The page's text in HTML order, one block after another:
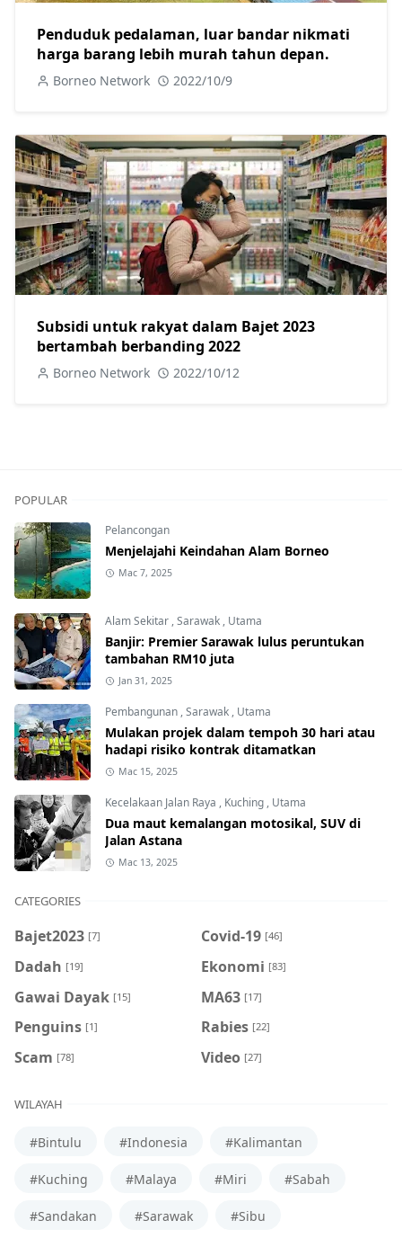
Penduduk pedalaman, luar bandar nikmati
harga barang lebih murah tahun depan.
Borneo Network 2022/10/9
Subsidi untuk rakyat dalam Bajet 2023
bertambah berbanding 2022
Borneo Network 2022/10/12
POPULAR
Pelancongan
Menjelajahi Keindahan Alam Borneo
Mac 7, 2025
Alam Sekitar ,Sarawak , Utama
Banjir: Premier Sarawak lulus peruntukan
tambahan RM10 juta
Jan 31, 2025
Pembangunan ,Sarawak , Utama
Mulakan projek dalam tempoh 30 hari atau
hadapi risiko kontrak ditamatkan
Mac 15, 2025
Kecelakaan Jalan Raya , Kuching , Utama
Dua maut kemalangan motosikal, SUV di
Jalan Astana
Mac 13, 2025
CATEGORIES
Bajet2023 [7] Covid-19 [46]
Dadah [19] Ekonomi [83]
Gawai Dayak [15] MA63 [17]
Penguins [1] Rabies [22]
Scam [78] Video [27]
WILAYAH
#Bintulu #Indonesia #Kalimantan
#Kuching #Malaya #Miri #Sabah
#Sandakan #Sarawak #Sibu